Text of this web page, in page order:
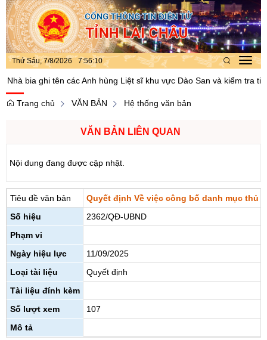
Thứ Sáu, 7/8/2026 7:56:10
bia ghi tên các Anh hùng Liệt sĩ khu vực Dào San và kiểm tra tiến
Trang chủ VĂN BẢN Hệ thống văn bản
VĂN BẢN LIÊN QUAN
Nội dung đang được cập nhật.
Tiêu đề văn bản
Quyết định Về việc công bố danh mục thủ
Số hiệu
2362/QĐ-UBND
Phạm vi
Ngày hiệu lực
11/09/2025
Loại tài liệu
Quyết định
Tài liệu đính kèm
Số lượt xem
107
Mô tả